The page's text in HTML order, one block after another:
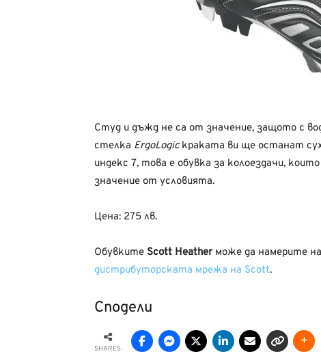
Студ и дъжд не са от значение, защото с
стелка ErgoLogicкраката ви ще останат
индекс 7, това е обувка за колоездачи,
значение от условията.
Цена: 275 лв.
Обувките Scott Heatherможе да намерите на
дистрибуторската мрежа на Scott.
Сподели
SHARES